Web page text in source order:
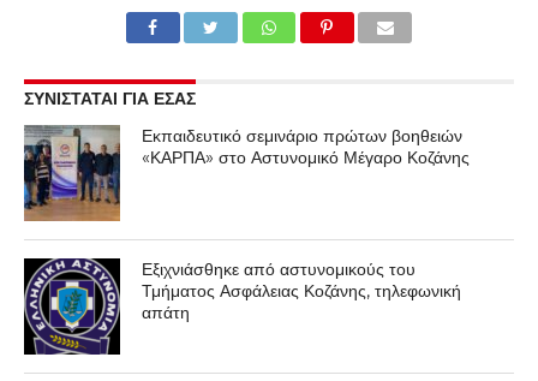
ΣΥΝΙΣΤΑΤΑΙ ΓΙΑ ΕΣΑΣ
Εκπαιδευτικό σεμινάριο πρώτων βοηθειών
«ΚΑΡΠΑ» στο Αστυνομικό Μέγαρο Κοζάνης
Εξιχνιάσθηκε από αστυνομικούς του
Τμήματος Ασφάλειας Κοζάνης, τηλεφωνική
απάτη